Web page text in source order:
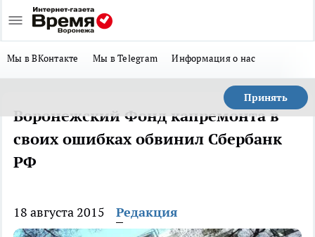
Мы в ВКонтакте Мы в Telegram Информация о нас
Принять
Воронежский Фонд капремонта в
своих ошибках обвинил Сбербанк
РФ
18 августа 2015 Редакция